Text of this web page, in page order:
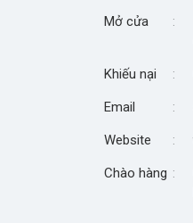
Mở cửa
Khiếu nại
Email
Website
Chào hàng